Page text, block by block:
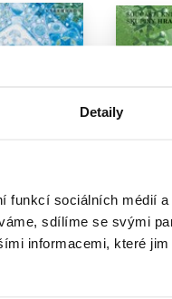
Detaily
funkcí sociálních médií
sdílíme se svými
informacemi, které
čas
399 Kč